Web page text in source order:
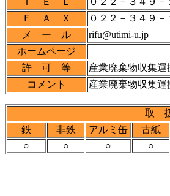
Ｆ Ａ Ｘ
０２２－３４９－
メ ー ル
rifu@utimi-u.jp
ホームページ
許 可 等
産業廃棄物収集
コメント
産業廃棄物収集運
取
鉄
非鉄 アルミ缶 古紙
○
○ ○ ○